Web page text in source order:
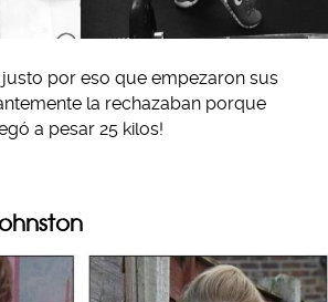
por eso que empezaron sus
la rechazaban porque
a pesar 25 kilos!